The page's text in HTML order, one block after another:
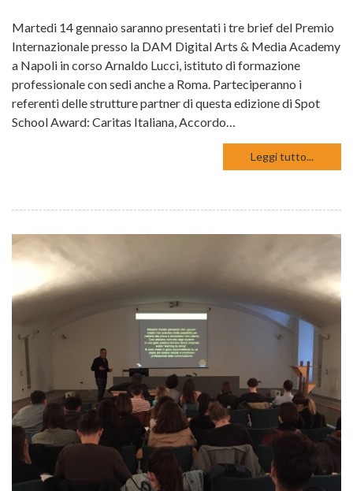
Martedi 14 gennaio saranno presentati i tre brief del Premio
Internazionale presso la DAM Digital Arts & Media Academy
a Napoli in corso Arnaldo Lucci, istituto di formazione
professionale con sedi anche a Roma. Parteciperanno i
referenti delle strutture partner di questa edizione di Spot
School Award: Caritas Italiana, Accordo…
Leggi tutto...